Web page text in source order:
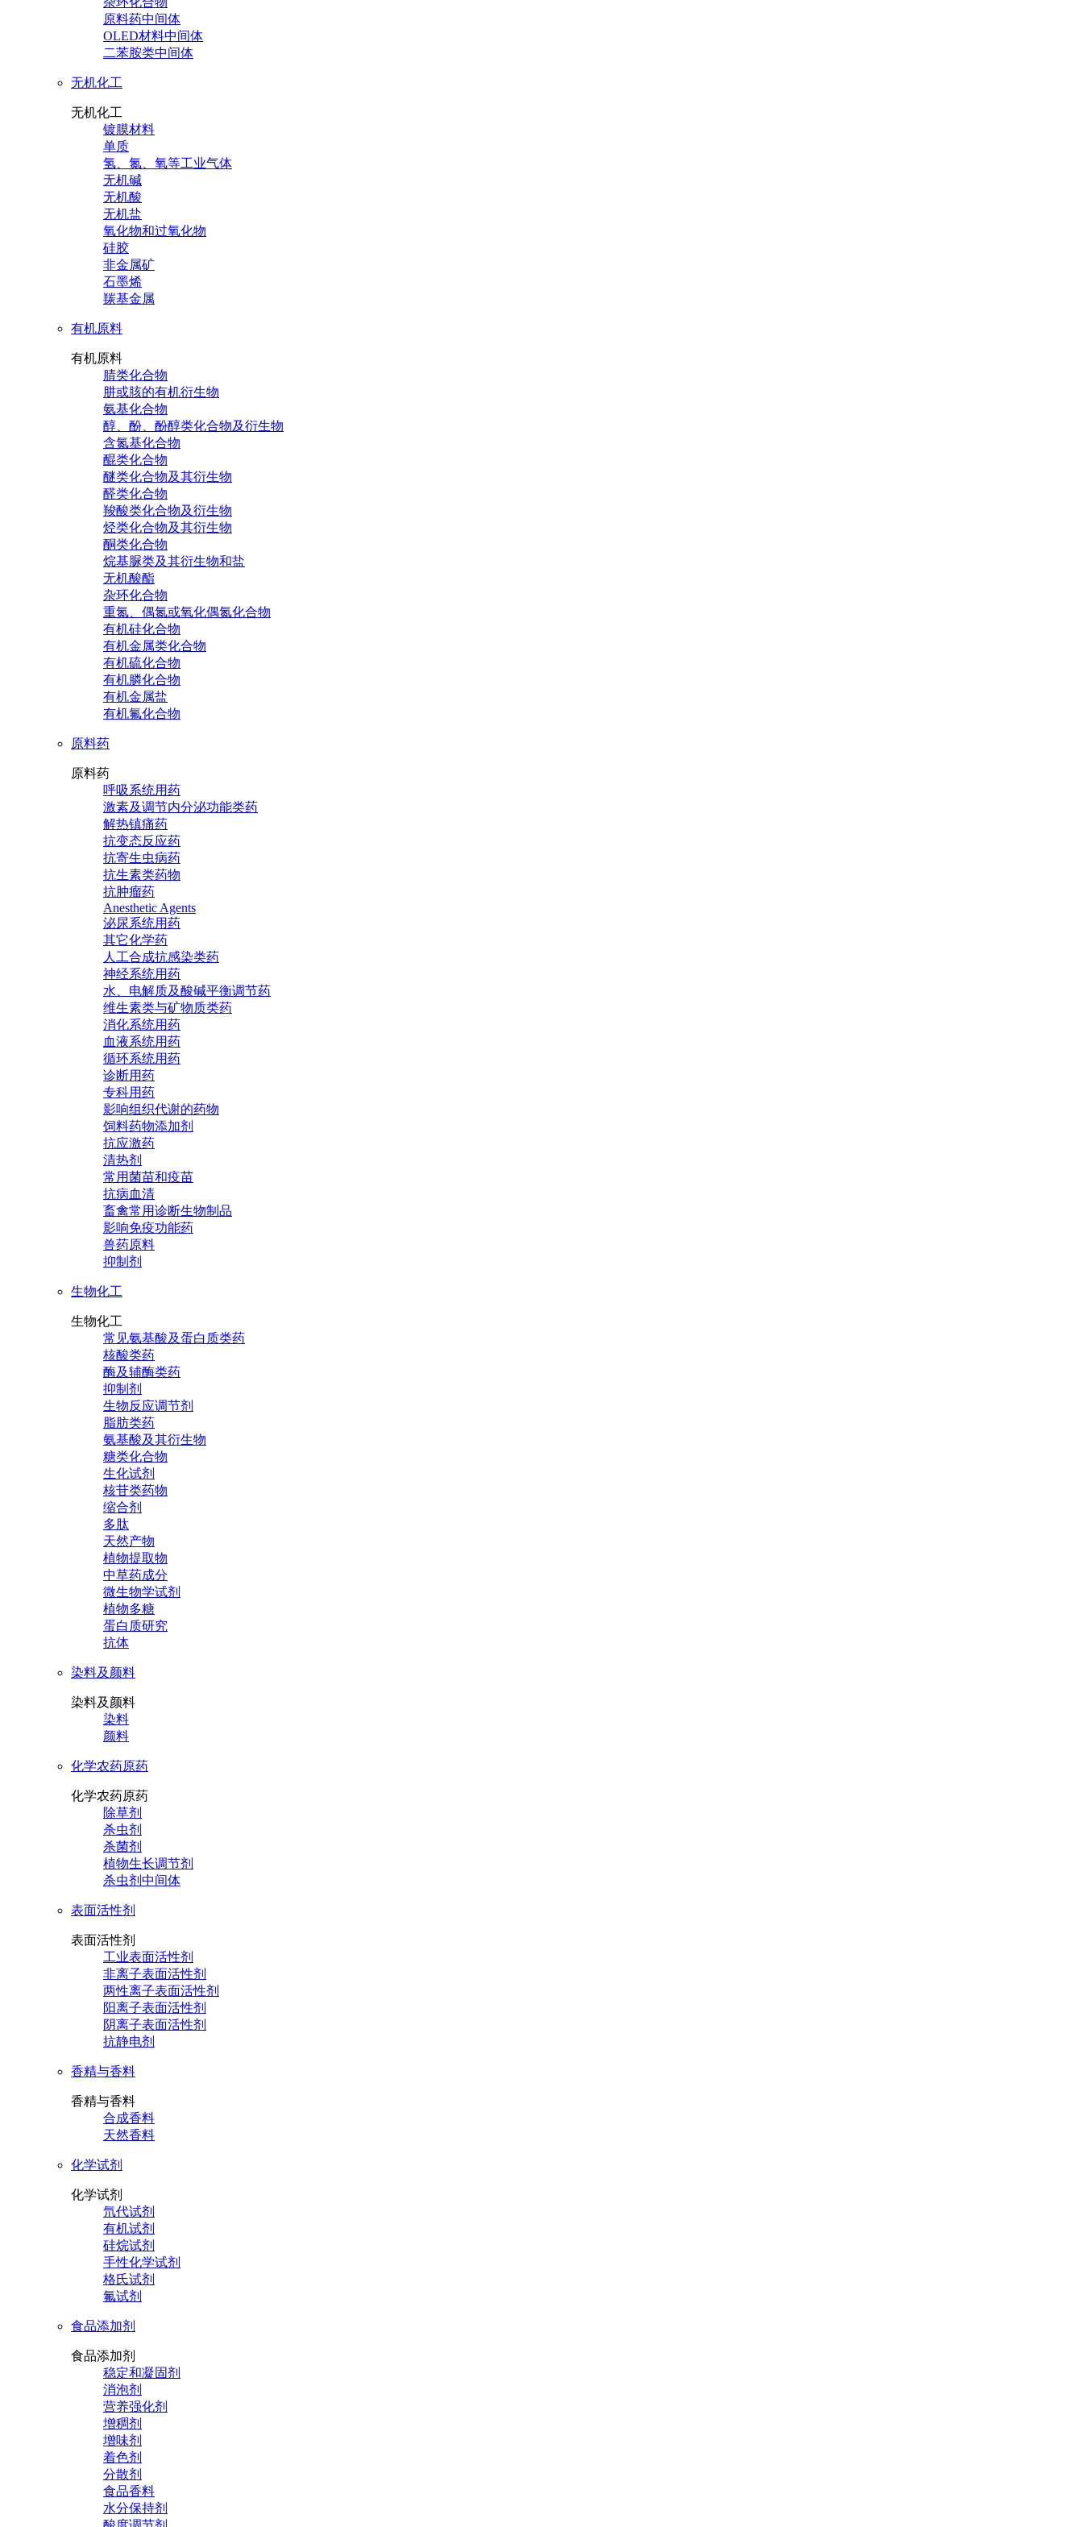
原料药中间体
OLED材料中间体
二苯胺类中间体
无机化工
无机化工
镀膜材料
单质
氢、氮、氧等工业气体
无机碱
无机酸
无机盐
氧化物和过氧化物
硅胶
非金属矿
石墨烯
羰基金属
有机原料
有机原料
腈类化合物
肼或胲的有机衍生物
氨基化合物
醇、酚、酚醇类化合物及衍生物
含氮基化合物
醌类化合物
醚类化合物及其衍生物
醛类化合物
羧酸类化合物及衍生物
烃类化合物及其衍生物
酮类化合物
烷基脲类及其衍生物和盐
无机酸酯
杂环化合物
重氮、偶氮或氧化偶氮化合物
有机硅化合物
有机金属类化合物
有机硫化合物
有机膦化合物
有机金属盐
有机氟化合物
原料药
原料药
呼吸系统用药
激素及调节内分泌功能类药
解热镇痛药
抗变态反应药
抗寄生虫病药
抗生素类药物
抗肿瘤药
Anesthetic Agents
泌尿系统用药
其它化学药
人工合成抗感染类药
神经系统用药
水、电解质及酸碱平衡调节药
维生素类与矿物质类药
消化系统用药
血液系统用药
循环系统用药
诊断用药
专科用药
影响组织代谢的药物
饲料药物添加剂
抗应激药
清热剂
常用菌苗和疫苗
抗病血清
畜禽常用诊断生物制品
影响免疫功能药
兽药原料
抑制剂
生物化工
生物化工
常见氨基酸及蛋白质类药
核酸类药
酶及辅酶类药
抑制剂
生物反应调节剂
脂肪类药
氨基酸及其衍生物
糖类化合物
生化试剂
核苷类药物
缩合剂
多肽
天然产物
植物提取物
中草药成分
微生物学试剂
植物多糖
蛋白质研究
抗体
染料及颜料
染料及颜料
染料
颜料
化学农药原药
化学农药原药
除草剂
杀虫剂
杀菌剂
植物生长调节剂
杀虫剂中间体
表面活性剂
表面活性剂
工业表面活性剂
非离子表面活性剂
两性离子表面活性剂
阳离子表面活性剂
阴离子表面活性剂
抗静电剂
香精与香料
香精与香料
合成香料
天然香料
化学试剂
化学试剂
氘代试剂
有机试剂
硅烷试剂
手性化学试剂
格氏试剂
氟试剂
食品添加剂
食品添加剂
稳定和凝固剂
消泡剂
营养强化剂
增稠剂
增味剂
着色剂
分散剂
食品香料
水分保持剂